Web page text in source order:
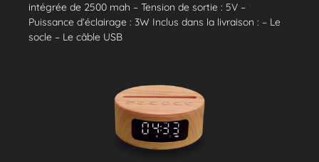
intégrée de 2500 mah – Tension de sortie : 5V –
Puissance d’éclairage : 3W Inclus dans la livraison : – Le
socle – Le câble USB